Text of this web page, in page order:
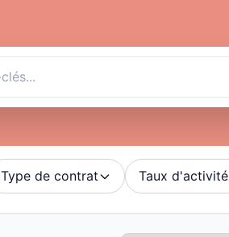
Type de contrat Taux d'activité